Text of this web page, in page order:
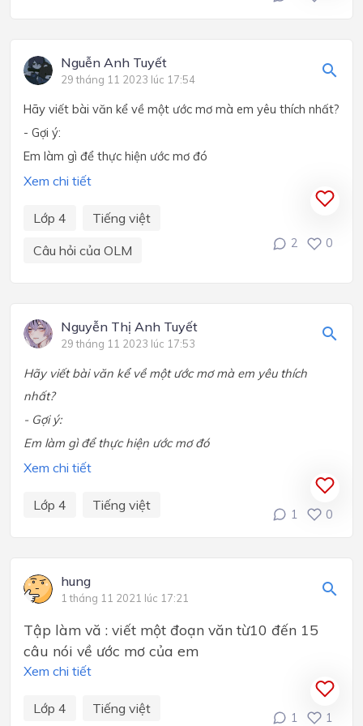
Nguễn Anh Tuyết
29 tháng 11 2023 lúc 17:54
Hãy viết bài văn kể về một ước mơ mà em yêu thích nhất?
- Gợi ý:
Em làm gì để thực hiện ước mơ đó
Xem chi tiết
Lớp 4
Tiếng việt
Câu hỏi của OLM
2 0
Nguyễn Thị Anh Tuyết
29 tháng 11 2023 lúc 17:53
Hãy viết bài văn kể về một ước mơ mà em yêu thích
nhất?
- Gợi ý:
Em làm gì để thực hiện ước mơ đó
Xem chi tiết
Lớp 4 Tiếng việt
1 0
hung
1 tháng 11 2021 lúc 17:21
Tập làm vă : viết một đoạn văn từ10 đến 15
câu nói về ước mơ của em
Xem chi tiết
Lớp 4 Tiếng việt
1 1